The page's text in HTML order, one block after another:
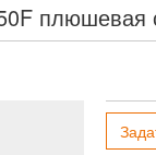
плюшевая